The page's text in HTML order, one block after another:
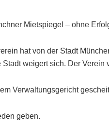
Mietspiegel – ohne
hat von der Stadt
weigert sich. Der Verein
Verwaltungsgericht
geben.